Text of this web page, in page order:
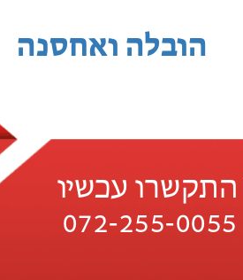
הובלה ואחסנה
התקשרו עכשיו
072-255-0055